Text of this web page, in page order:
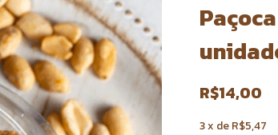
R$14,00
3x deR$5,47